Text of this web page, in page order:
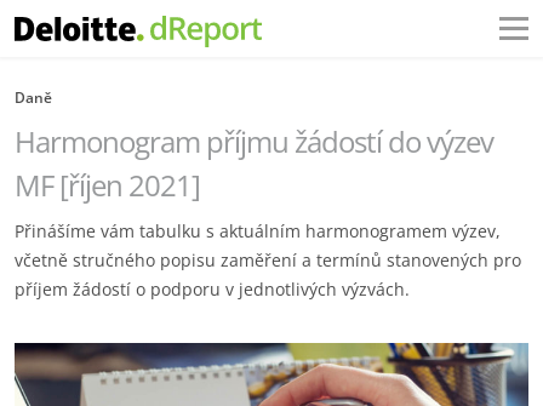
Daně
Harmonogram příjmu žádostí do výzev
MF [říjen 2021]
Přinášíme vám tabulku s aktuálním harmonogramem výzev,
včetně stručného popisu zaměření a termínů stanovených pro
příjem žádostí o podporu v jednotlivých výzvách.